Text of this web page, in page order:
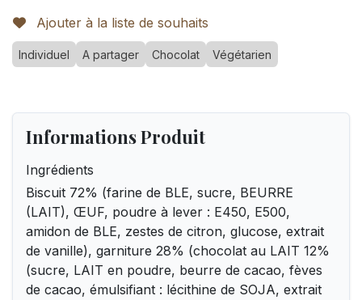
Ajouter à la liste de souhaits
Individuel A partager Chocolat Végétarien
Informations Produit
Ingrédients
Biscuit 72% (farine de BLE, sucre, BEURRE
(LAIT), ŒUF, poudre à lever : E450, E500,
amidon de BLE, zestes de citron, glucose, extrait
de vanille), garniture 28% (chocolat au LAIT 12%
(sucre, LAIT en poudre, beurre de cacao, fèves
de cacao, émulsifiant : lécithine de SOJA, extrait